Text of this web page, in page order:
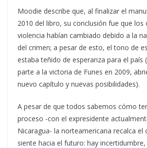
Moodie describe que, al finalizar el
2010 del libro, su conclusión fue que los
violencia habían cambiado debido a la
del crimen; a pesar de esto, el tono de
estaba teñido de esperanza para el país
parte a la victoria de Funes en 2009,
nuevo capítulo y nuevas posibilidades).
A pesar de que todos sabemos cómo
proceso -con el expresidente
Nicaragua- la norteamericana recalca el
siente hacia el futuro: hay